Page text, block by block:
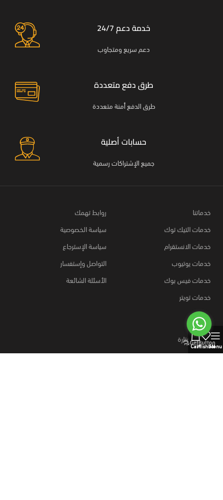
خدمة دعم 24/7
دعم سريع ومتجاوب
طرق دفع متعددة
طرق الدفع أمنة متعددة
حسابات أصلية
جميع الإشتراكات رسمية
خدماتنا
خدمات التيك توك
خدمات الانستقرام
خدمات يوتيوب
خدمات فيس بوك
خدمات تويتر
روابط تهمك
سياسة الخصوصية
سياسة الإسترجاع
التواصل وإستفسار
الأسئلة الشائعة
روابط مختارة
كيفية الطلب؟
Menu
Wishlist
0
Cart